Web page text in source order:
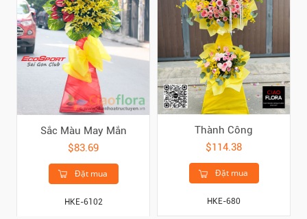
Sắc Màu May Mắn
$83.69
Đặt mua
HKE-6102
Thành Công
$114.38
Đặt mua
HKE-680